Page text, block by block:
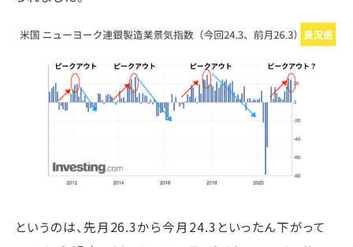
というのは、先月26.3から今月24.3といったん下がって